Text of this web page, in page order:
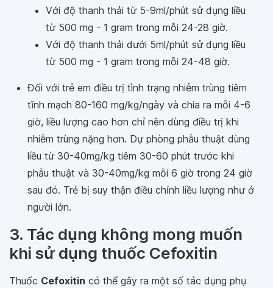
Với độ thanh thải từ 5-9ml/phút sử dụng liều
từ 500 mg - 1 gram trong mỗi 24-28 giờ.
Với độ thanh thải dưới 5ml/phút sử dụng liều
từ 500 mg - 1 gram trong mỗi 24-48 giờ.
Đối với trẻ em điều trị tình trạng nhiễm trùng tiêm
tĩnh mạch 80-160 mg/kg/ngày và chia ra mỗi 4-6
giờ, liều lượng cao hơn chỉ nên dùng điều trị khi
nhiễm trùng nặng hơn. Dự phòng phẫu thuật dùng
liều từ 30-40mg/kg tiêm 30-60 phút trước khi
phẫu thuật và 30-40mg/kg mỗi 6 giờ trong 24 giờ
sau đó. Trẻ bị suy thận điều chỉnh liều lượng như ở
người lớn.
3. Tác dụng không mong muốn
khi sử dụng thuốc Cefoxitin
Thuốc Cefoxitin có thể gây ra một số tác dụng phụ